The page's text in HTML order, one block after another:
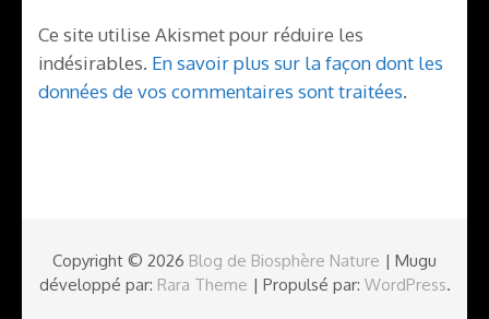
Ce site utilise Akismet pour réduire les
indésirables. En savoir plus sur la façon dont les
données de vos commentaires sont traitées.
Copyright © 2026 Blog de Biosphère Nature | Mugu
développé par: Rara Theme | Propulsé par: WordPress.